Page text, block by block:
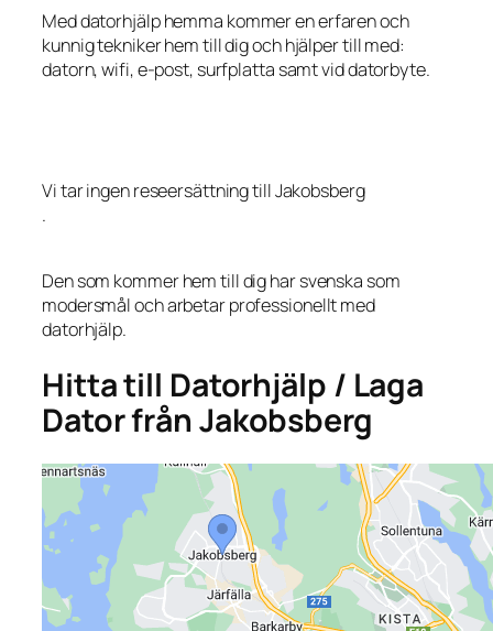
Med datorhjälp hemma kommer en erfaren och
kunnig tekniker hem till dig och hjälper till med:
datorn, wifi, e-post, surfplatta samt vid datorbyte.
Vi tar ingen reseersättning till Jakobsberg
.
Den som kommer hem till dig har svenska som
modersmål och arbetar professionellt med
datorhjälp.
Hitta till Datorhjälp / Laga
Dator från Jakobsberg